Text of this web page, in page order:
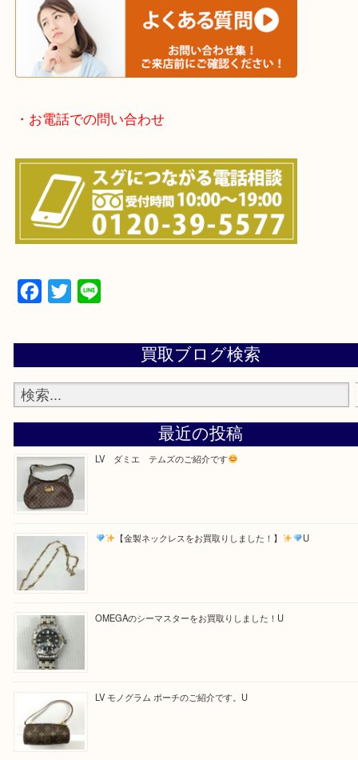
・宅配買取実施中
・よくある質問のご紹介
・お電話での問い合わせ
Facebook
Twitter
Line
買取ブログ検索
最近の投稿